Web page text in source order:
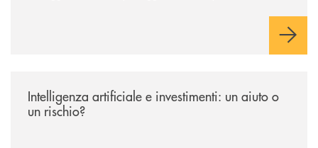
Intelligenza artificiale e investimenti: un aiuto o
un rischio?